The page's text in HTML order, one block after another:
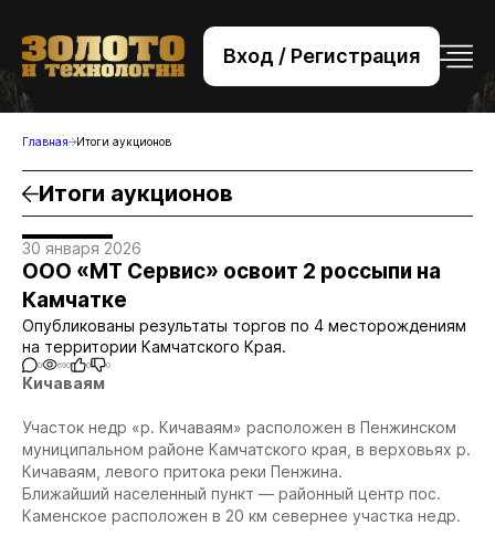
Вход / Регистрация
+7 (495) 221-76-32
bsv@zolteh.ru
Главная Итоги аукционов
Итоги аукционов
30 января 2026
ООО «МТ Сервис» освоит 2 россыпи на
Камчатке
Опубликованы результаты торгов по 4 месторождениям
на территории Камчатского Края.
0 690 0 0
Кичаваям
Участок недр «р. Кичаваям» расположен в Пенжинском
муниципальном районе Камчатского края, в верховьях р.
Кичаваям, левого притока реки Пенжина.
Ближайший населенный пункт — районный центр пос.
Каменское расположен в 20 км севернее участка недр.